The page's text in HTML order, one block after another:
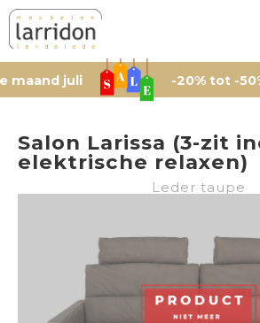
-20% tot -50% op
Salon Larissa (3-zit
elektrische relaxen)
Leder taupe